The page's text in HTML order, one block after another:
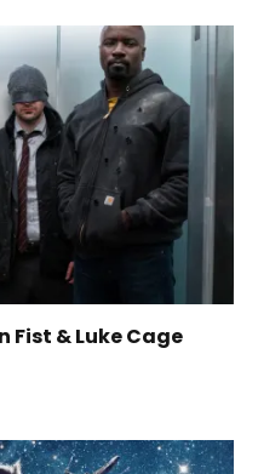
Fist & Luke Cage